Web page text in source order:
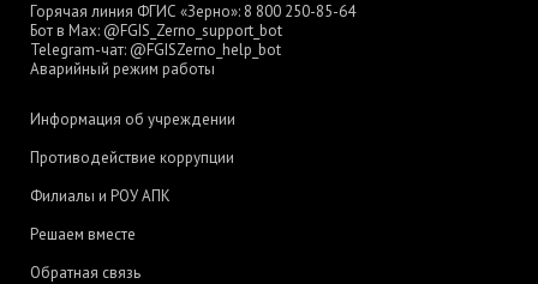
Горячая линия ФГИС «Зерно»: 8 800 250-85-64
Бот в Max: @FGIS_Zerno_support_bot
Telegram-чат: @FGISZerno_help_bot
Аварийный режим работы
Информация об учреждении
Противодействие коррупции
Филиалы и РОУ АПК
Решаем вместе
Обратная связь